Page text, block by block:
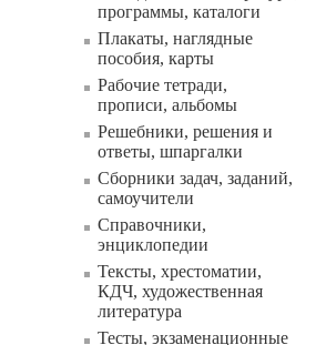
программы, каталоги
Плакаты, наглядные
пособия, карты
Рабочие тетради,
прописи, альбомы
Решебники, решения и
ответы, шпаргалки
Сборники задач, заданий,
самоучители
Справочники,
энциклопедии
Тексты, хрестоматии,
КДЧ, художественная
литература
Тесты, экзаменационные